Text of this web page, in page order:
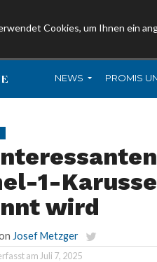
Cookies, um Ihnen ein
NEWS PROMIS
1-
wird
Josef Metzger
am Juli 7, 2025